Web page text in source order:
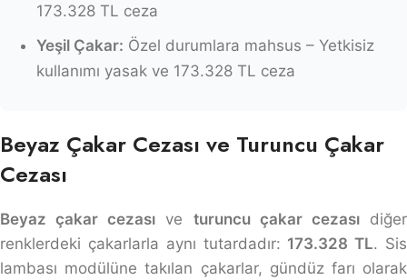
173.328 TL ceza
Yeşil Çakar: Özel durumlara mahsus – Yetkisiz
kullanımı yasak ve 173.328 TL ceza
Beyaz Çakar Cezası ve Turuncu Çakar
Cezası
Beyaz çakar cezası ve turuncu çakar cezasıdiğer
renklerdeki çakarlarla aynı tutardadır: 173.328 TL. Sis
lambası modülüne takılan çakarlar, gündüz farı olarak